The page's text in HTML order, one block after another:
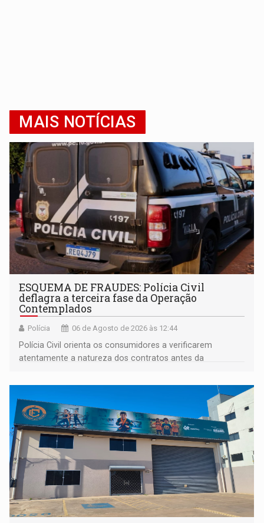
MAIS NOTÍCIAS
ESQUEMA DE FRAUDES: Polícia Civil
deflagra a terceira fase da Operação
Contemplados
Polícia 06 de Agosto de 2026 às 12:44
Polícia Civil orienta os consumidores a verificarem
atentamente a natureza dos contratos antes da